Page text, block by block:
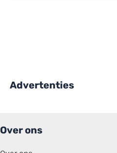
Advertenties
Over ons